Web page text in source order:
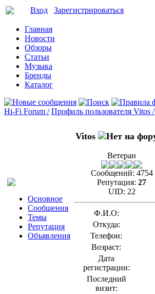
Вход Зарегистрироваться
Главная
Новости
Обзоры
Статьи
Музыка
Бренды
Каталог
Hi-Fi Forum / Профиль пользователя Vitos /
Основное
Сообщения
Темы
Репутация
Объявления
Vitos
Ветеран
Сообщений: 4754
Репутация: 27
UID: 22
Ф.И.О:
Откуда:
Телефон:
Возраст:
Дата
регистрации:
Последний
визит: